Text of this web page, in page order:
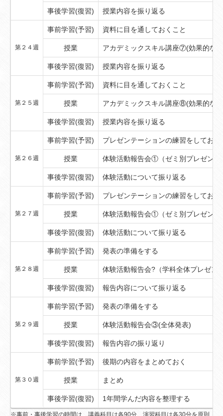
事後学習(復習) 授業内容を振り返る
第２４週
事前学習(予習) 資料に目を通しておくこと
授業 アカデミックスキル講座⑦(効果的な
事後学習(復習) 授業内容を振り返る
第２５週
事前学習(予習) 資料に目を通しておくこと
授業 アカデミックスキル講座⑧(効果的な
事後学習(復習) 授業内容を振り返る
第２６週
事前学習(予習) プレゼンテーションの練習をしておく
授業 体験活動報告会①（ゼミ別プレゼンテ
事後学習(復習) 体験活動について振り返る
第２７週
事前学習(予習) プレゼンテーションの練習をしておく
授業 体験活動報告会①（ゼミ別プレゼンテ
事後学習(復習) 体験活動について振り返る
第２８週
事前学習(予習) 発表の準備をする
授業 体験活動報告会?（学科全体プレゼン
事後学習(復習) 報告内容について振り返る
第２９週
事前学習(予習) 発表の準備をする
授業 体験活動報告会③(全体発表)
事後学習(復習) 報告内容の振り返り
第３０週
事前学習(予習) 後期の内容をまとめておく
授業 まとめ
事後学習(復習) 1年間学んだ内容を整理する
※事前・事後学習の時間は、講義科目は各90分、演習科目は各30分を原則